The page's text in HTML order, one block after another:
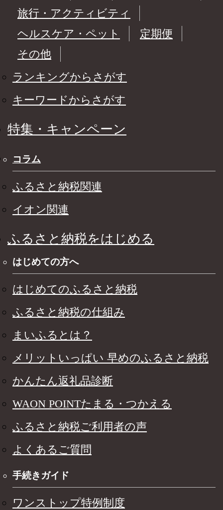
旅行・アクティビティ
ヘルスケア・ペット
定期便
その他
ランキングからさがす
キーワードからさがす
特集・キャンペーン
コラム
ふるさと納税関連
イオン関連
ふるさと納税をはじめる
はじめての方へ
はじめてのふるさと納税
ふるさと納税の仕組み
まいふるとは？
メリットいっぱい 早めのふるさと納税
かんたん返礼品診断
WAON POINTたまる・つかえる
ふるさと納税ご利用者の声
よくあるご質問
手続きガイド
ワンストップ特例制度